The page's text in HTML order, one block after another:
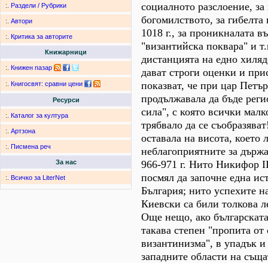
:. Раздели / Рубрики
:. Автори
:. Критика за авторите
Книжарници
:. Книжен пазар
:. Книгосвят: сравни цени
Ресурси
:. Каталог за култура
:. Артзона
:. Писмена реч
За нас
:. Всичко за LiterNet
социалното разслоение, за
богомилството, за
1018 г., за проникналата
"византийска поквара" и
дистанцията на едно
дават строги оценки и
показват, че при цар
продължавала да бъде
сила", с която всички
трябвало да се
оставала на висота,
неблагоприятните за
966-971 г. Нито Никифор
посмял да започне една
България; нито успехите
Киевски са били толкова
Още нещо, ако
такава степен "пропита от
византинизма", в упадък
западните области на